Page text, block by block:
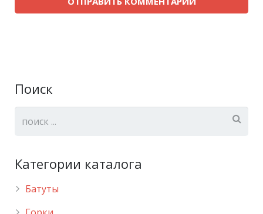
Поиск
Категории каталога
Батуты